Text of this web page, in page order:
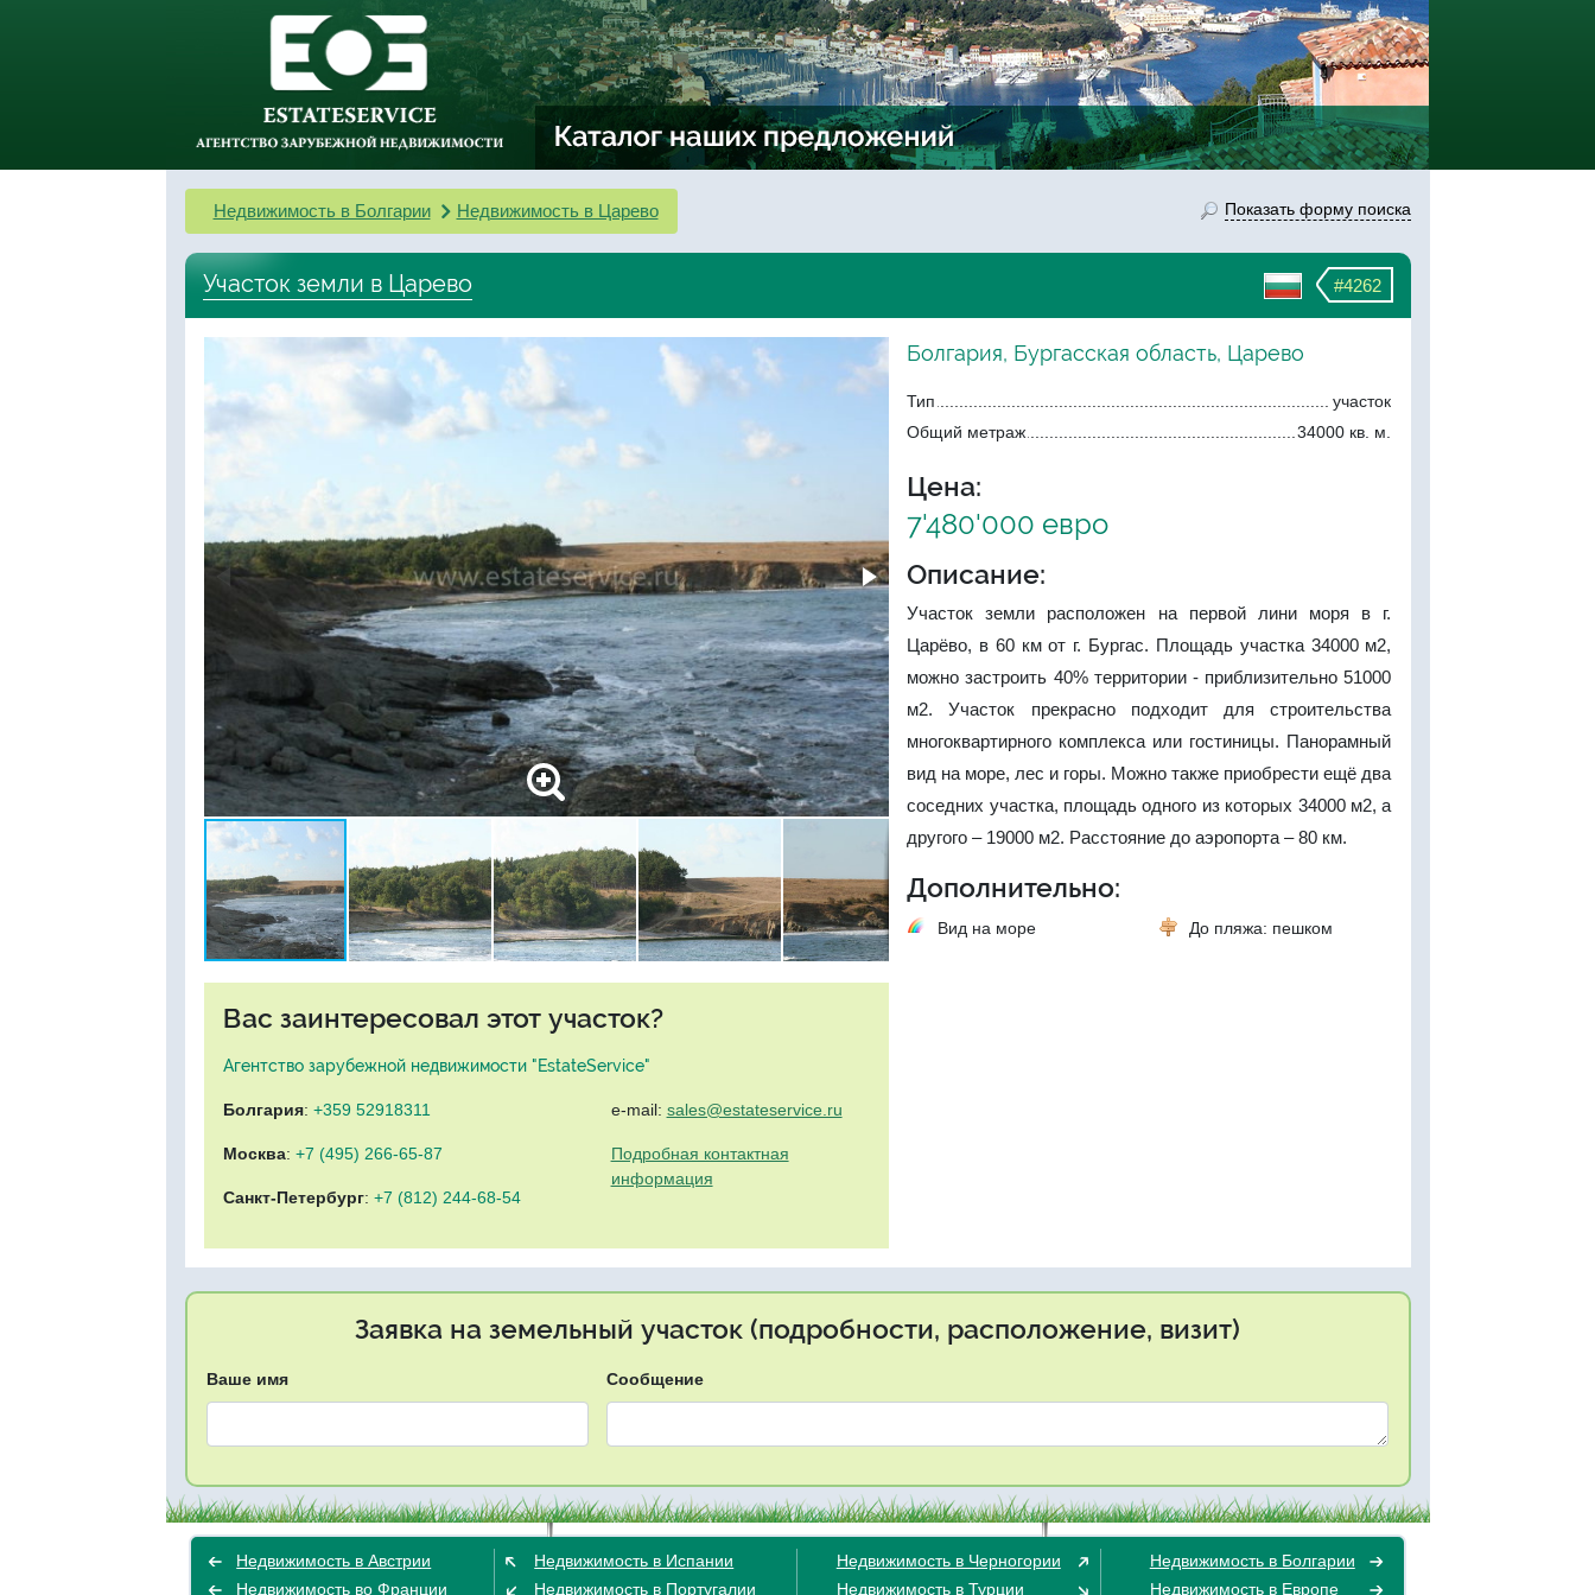
Недвижимость в Болгарии Недвижимость в Царево Показать форму поиска
#4262
Участок земли в Царево
Вас заинтересовал этот участок?
Агентство зарубежной недвижимости "EstateService"
Болгария: +359 52918311
Москва: +7 (495) 266-65-87
Санкт-Петербург: +7 (812) 244-68-54
e-mail: sales@estateservice.ru
Подробная контактная
информация
Болгария, Бургасская область, Царево
Тип
участок
Общий метраж
34000 кв. м.
Цена:
7'480'000 евро
Описание:
Участок земли расположен на первой лини моря в г.
Царёво, в 60 км от г. Бургас. Площадь участка 34000 м2,
можно застроить 40% территории - приблизительно 51000
м2. Участок прекрасно подходит для строительства
многоквартирного комплекса или гостиницы. Панорамный
вид на море, лес и горы. Можно также приобрести ещё два
соседних участка, площадь одного из которых 34000 м2, а
другого – 19000 м2. Расстояние до аэропорта – 80 км.
Дополнительно:
Вид на море До пляжа: пешком
Заявка на земельный участок (подробности, расположение, визит)
Ваше имя Сообщение
Недвижимость в Австрии
Недвижимость во Франции
Недвижимость в Испании
Недвижимость в Португалии
Недвижимость в Черногории
Недвижимость в Турции
Недвижимость в Болгарии
Недвижимость в Европе